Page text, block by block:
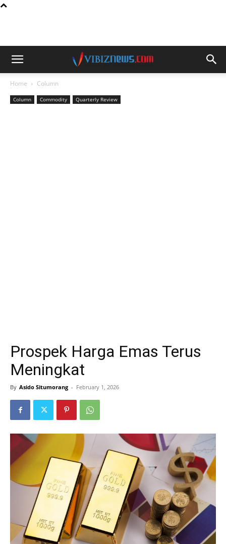
Home Column
Column Commodity Quarterly Review
Prospek Harga Emas Terus
Meningkat
By Asido Situmorang - February 1, 2026